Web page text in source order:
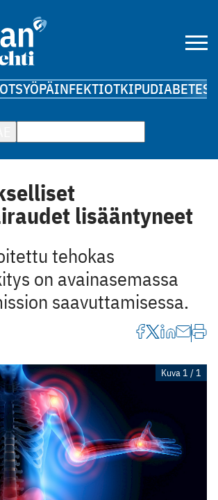
SYÖPÄINFEKTIOTKIPUDIABETES
lisääntyneet
tehokas
on avainasemassa
saavuttamisessa.
Kuva 1 / 1